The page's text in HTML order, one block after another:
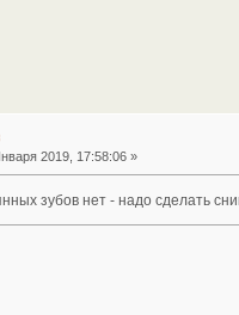
2019, 17:58:06 »
зубов нет - надо сделать